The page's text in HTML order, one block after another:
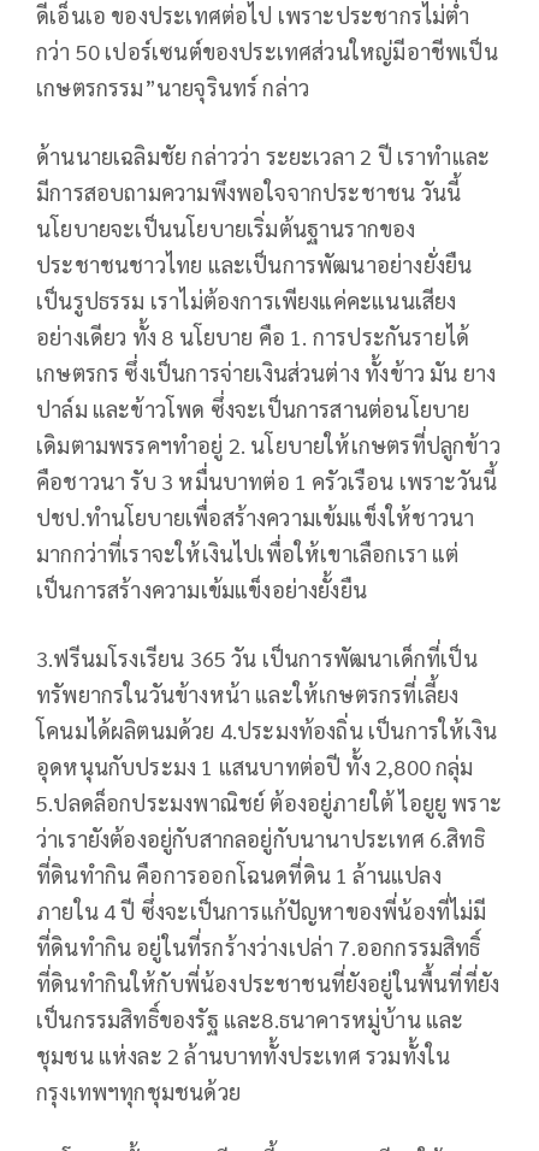
ดีเอ็นเอ ของประเทศต่อไป เพราะประชากรไม่ต่ำ
กว่า 50 เปอร์เซนต์ของประเทศส่วนใหญ่มีอาชีพเป็น
เกษตรกรรม”นายจุรินทร์ กล่าว
ด้านนายเฉลิมชัย กล่าวว่า ระยะเวลา 2 ปี เราทำและ
มีการสอบถามความพึงพอใจจากประชาชน วันนี้
นโยบายจะเป็นนโยบายเริ่มต้นฐานรากของ
ประชาชนชาวไทย และเป็นการพัฒนาอย่างยั่งยืน
เป็นรูปธรรม เราไม่ต้องการเพียงแค่คะแนนเสียง
อย่างเดียว ทั้ง 8 นโยบาย คือ 1. การประกันรายได้
เกษตรกร ซึ่งเป็นการจ่ายเงินส่วนต่าง ทั้งข้าว มัน ยาง
ปาล์ม และข้าวโพด ซึ่งจะเป็นการสานต่อนโยบาย
เดิมตามพรรคฯทำอยู่ 2. นโยบายให้เกษตรที่ปลูกข้าว
คือชาวนา รับ 3 หมื่นบาทต่อ 1 ครัวเรือน เพราะวันนี้
ปชป.ทำนโยบายเพื่อสร้างความเข้มแข็งให้ชาวนา
มากกว่าที่เราจะให้เงินไปเพื่อให้เขาเลือกเรา แต่
เป็นการสร้างความเข้มแข็งอย่างยั้งยืน
3.ฟรีนมโรงเรียน 365 วัน เป็นการพัฒนาเด็กที่เป็น
ทรัพยากรในวันข้างหน้า และให้เกษตรกรที่เลี้ยง
โคนมได้ผลิตนมด้วย 4.ประมงท้องถิ่น เป็นการให้เงิน
อุดหนุนกับประมง 1 แสนบาทต่อปี ทั้ง 2,800 กลุ่ม
5.ปลดล็อกประมงพาณิชย์ ต้องอยู่ภายใต้ ไอยูยู พราะ
ว่าเรายังต้องอยู่กับสากลอยู่กับนานาประเทศ 6.สิทธิ
ที่ดินทำกิน คือการออกโฉนดที่ดิน 1 ล้านแปลง
ภายใน 4 ปี ซึ่งจะเป็นการแก้ปัญหาของพี่น้องที่ไม่มี
ที่ดินทำกิน อยู่ในที่รกร้างว่างเปล่า 7.ออกกรรมสิทธิ์
ที่ดินทำกินให้กับพี่น้องประชาชนที่ยังอยู่ในพื้นที่ที่ยัง
เป็นกรรมสิทธิ์ของรัฐ และ8.ธนาคารหมู่บ้าน และ
ชุมชน แห่งละ 2 ล้านบาททั้งประเทศ รวมทั้งใน
กรุงเทพฯทุกชุมชนด้วย